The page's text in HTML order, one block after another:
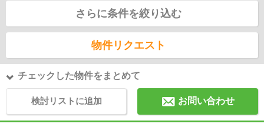
さらに条件を絞り込む
物件リクエスト
チェックした物件をまとめて
検討リストに追加 お問い合わせ